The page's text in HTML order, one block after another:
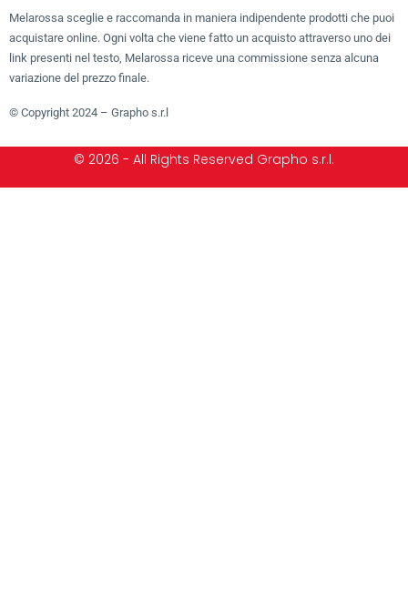
Melarossa sceglie e raccomanda in maniera indipendente prodotti che puoi
acquistare online. Ogni volta che viene fatto un acquisto attraverso uno dei
link presenti nel testo, Melarossa riceve una commissione senza alcuna
variazione del prezzo finale.
© Copyright 2024 – Grapho s.r.l
© 2026 - All Rights Reserved Grapho s.r.l.